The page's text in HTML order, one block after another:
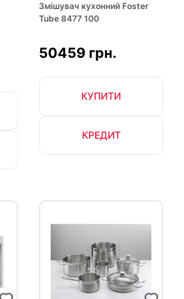
Змішувач кухонний Foster
Tube 8477 100
50459 грн.
КУПИТИ
КРЕДИТ